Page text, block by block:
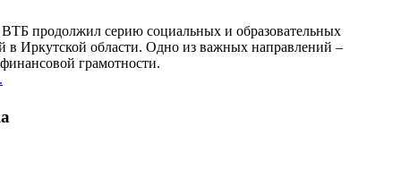
продолжил серию социальных и образовательных
в Иркутской области. Одно из важных направлений –
грамотности.